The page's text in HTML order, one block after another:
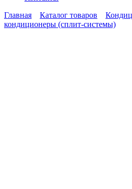
Главная
Каталог товаров
кондиционеры (сплит-системы)